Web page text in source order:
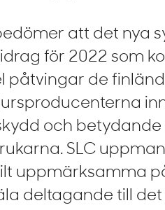
att det nya
för 2022 som
påtvingar de
och betydande
SLC
uppmärksamma
deltagande till